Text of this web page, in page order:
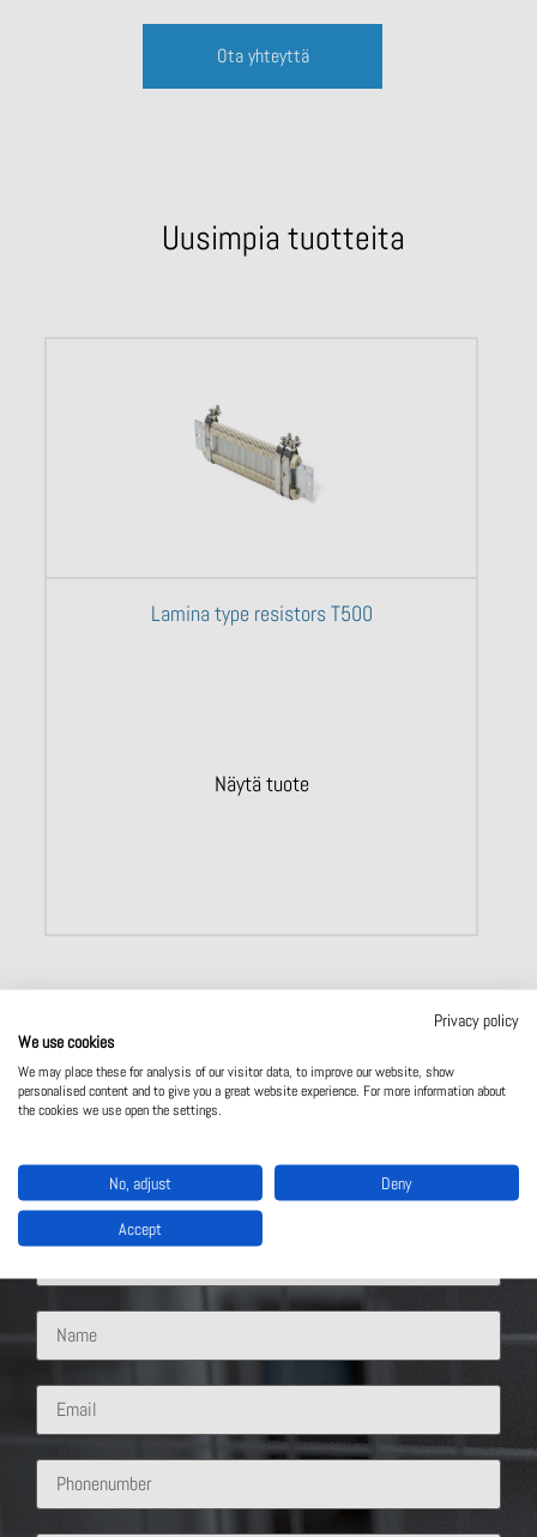
Ota yhteyttä
Uusimpia tuotteita
Lamina type resistors T500
Näytä tuote
What solution are you interested in?
Privacy policy
We use cookies
We may place these for analysis of our visitor data, to improve our website, show
personalised content and to give you a great website experience. For more information about
the cookies we use open the settings.
No, adjust Deny
Accept